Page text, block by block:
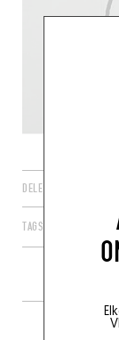
DELEN
TAGS
MEER